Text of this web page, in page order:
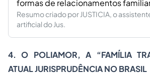
formas de relacionamentos
Resumo criado por JUSTICIA, o
artificial do Jus.
4. O POLIAMOR, A “FAMÍLIA
ATUAL JURISPRUDÊNCIA NO BRASIL